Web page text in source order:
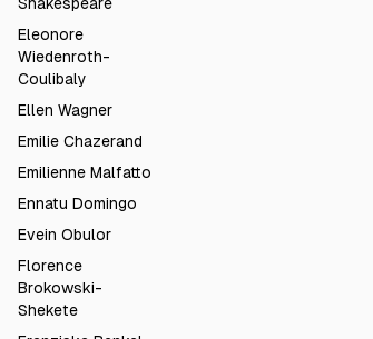
Eleonore
Wiedenroth-
Coulibaly
Ellen Wagner
Emilie Chazerand
Emilienne Malfatto
Ennatu Domingo
Evein Obulor
Florence
Brokowski-
Shekete